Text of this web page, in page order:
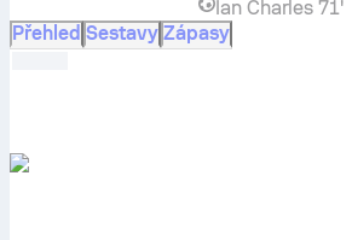
Ian Charles 71'
Přehled Sestavy Zápasy